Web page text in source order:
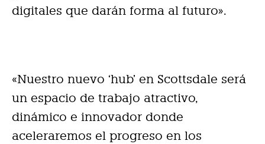
digitales que darán forma al futuro».
«Nuestro nuevo ‘hub’ en Scottsdale será
un espacio de trabajo atractivo,
dinámico e innovador donde
aceleraremos el progreso en los